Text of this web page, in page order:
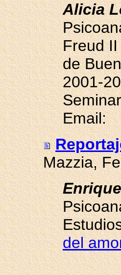
Alicia
Freud
de
2001-
Email:
Mazzia,
del